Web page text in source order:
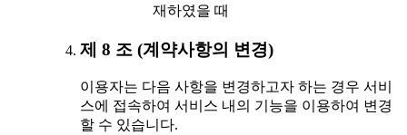
재하였을 때
제 8 조 (계약사항의 변경)
이용자는 다음 사항을 변경하고자 하는 경우 서비
스에 접속하여 서비스 내의 기능을 이용하여 변경
할 수 있습니다.